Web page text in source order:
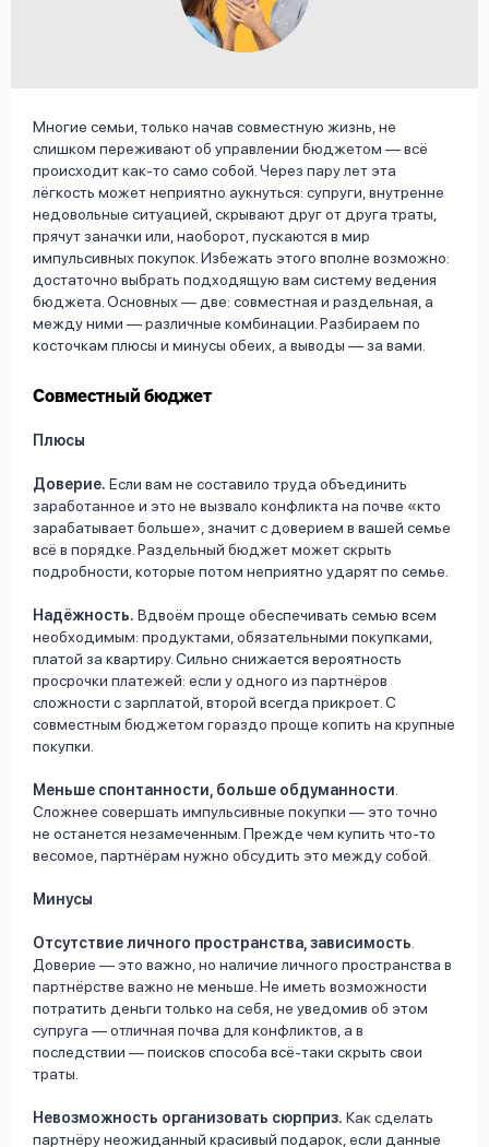
Многие семьи, только начав совместную жизнь, не
слишком переживают об управлении бюджетом — всё
происходит как-то само собой. Через пару лет эта
лёгкость может неприятно аукнуться: супруги, внутренне
недовольные ситуацией, скрывают друг от друга траты,
прячут заначки или, наоборот, пускаются в мир
импульсивных покупок. Избежать этого вполне возможно:
достаточно выбрать подходящую вам систему ведения
бюджета. Основных — две: совместная и раздельная, а
между ними — различные комбинации. Разбираем по
косточкам плюсы и минусы обеих, а выводы — за вами.
Совместный бюджет
Плюсы
Доверие. Если вам не составило труда объединить
заработанное и это не вызвало конфликта на почве «кто
зарабатывает больше», значит с доверием в вашей семье
всё в порядке. Раздельный бюджет может скрыть
подробности, которые потом неприятно ударят по семье.
Надёжность. Вдвоём проще обеспечивать семью всем
необходимым: продуктами, обязательными покупками,
платой за квартиру. Сильно снижается вероятность
просрочки платежей: если у одного из партнёров
сложности с зарплатой, второй всегда прикроет. С
совместным бюджетом гораздо проще копить на крупные
покупки.
Меньше спонтанности, больше обдуманности.
Сложнее совершать импульсивные покупки — это точно
не останется незамеченным. Прежде чем купить что-то
весомое, партнёрам нужно обсудить это между собой.
Минусы
Отсутствие личного пространства, зависимость.
Доверие — это важно, но наличие личного пространства в
партнёрстве важно не меньше. Не иметь возможности
потратить деньги только на себя, не уведомив об этом
супруга — отличная почва для конфликтов, а в
последствии — поисков способа всё-таки скрыть свои
траты.
Невозможность организовать сюрприз. Как сделать
партнёру неожиданный красивый подарок, если данные
Войти под другим номером
Ответы
на
вопросы